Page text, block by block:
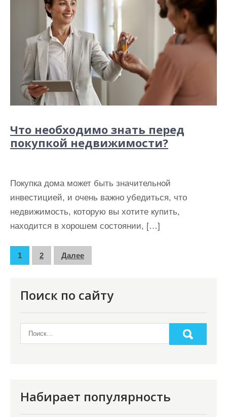
Что необходимо знать перед
покупкой недвижимости?
Покупка дома может быть значительной
инвестицией, и очень важно убедиться, что
недвижимость, которую вы хотите купить,
находится в хорошем состоянии, […]
П
1 2 Далее
Поиск по сайту
Набирает популярность